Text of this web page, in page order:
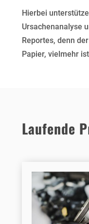
Hierbei
Ursachenanalyse
Reportes, denn
Papier, vielmehr
Laufende